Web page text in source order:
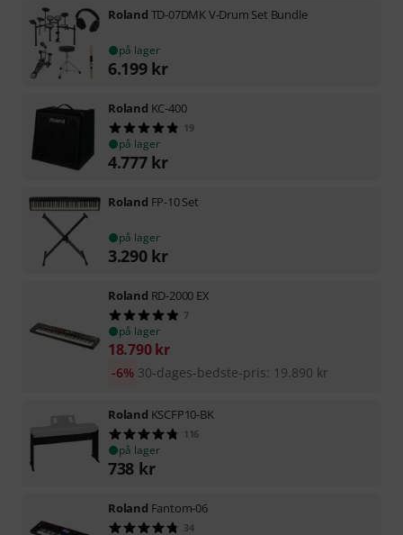
Roland TD-07DMK V-Drum Set Bundle
på lager
6.199 kr
Roland KC-400
19
på lager
4.777 kr
Roland FP-10 Set
på lager
3.290 kr
Roland RD-2000 EX
7
på lager
18.790 kr
30-dages-bedste-pris: 19.890 kr
-6%
Roland KSCFP10-BK
116
på lager
738 kr
Roland Fantom-06
34